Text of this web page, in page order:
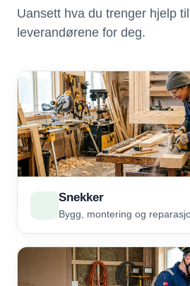
Uansett hva du trenger hjelp
leverandørene for deg.
Snekker
Bygg, montering og